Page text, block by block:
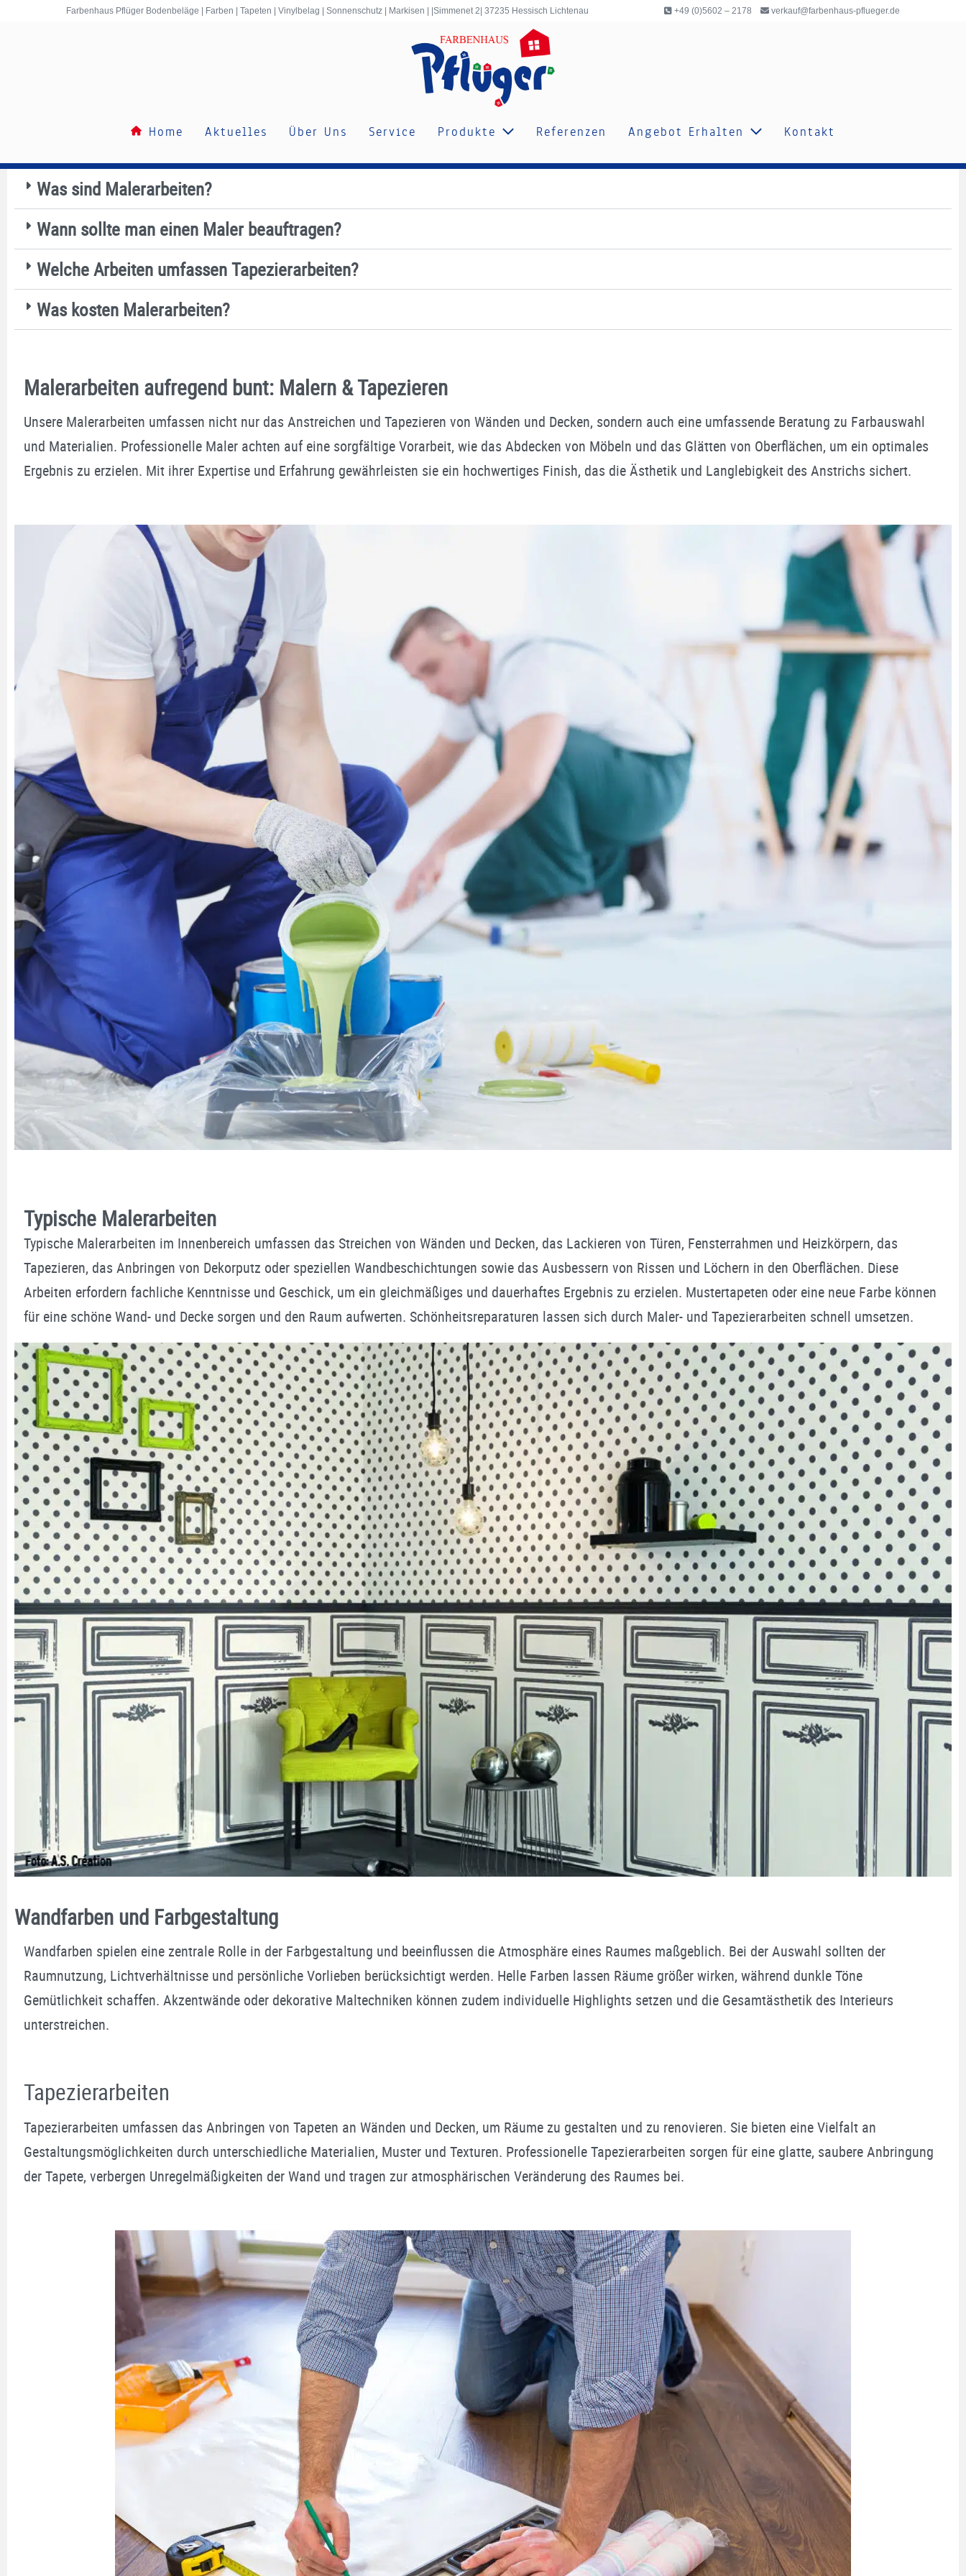
Farbenhaus Pflüger Bodenbeläge | Farben | Tapeten | Vinylbelag | Sonnenschutz | Markisen | |Simmenet 2| 37235 Hessisch Lichtenau +49 (0)5602 – 2178 verkauf@farbenhaus-pflueger.de
Home Aktuelles Über Uns Service Produkte Referenzen Angebot Erhalten Kontakt
Malerarbeiten aufregend bunt: Malern & Tapezieren
Unsere Malerarbeiten umfassen nicht nur das Anstreichen und Tapezieren von Wänden und Decken, sondern auch eine umfassende Beratung zu Farbauswahl
und Materialien. Professionelle Maler achten auf eine sorgfältige Vorarbeit, wie das Abdecken von Möbeln und das Glätten von Oberflächen, um ein optimales
Ergebnis zu erzielen. Mit ihrer Expertise und Erfahrung gewährleisten sie ein hochwertiges Finish, das die Ästhetik und Langlebigkeit des Anstrichs sichert.
Typische Malerarbeiten
Typische Malerarbeiten im Innenbereich umfassen das Streichen von Wänden und Decken, das Lackieren von Türen, Fensterrahmen und Heizkörpern, das
Tapezieren, das Anbringen von Dekorputz oder speziellen Wandbeschichtungen sowie das Ausbessern von Rissen und Löchern in den Oberflächen. Diese
Arbeiten erfordern fachliche Kenntnisse und Geschick, um ein gleichmäßiges und dauerhaftes Ergebnis zu erzielen. Mustertapeten oder eine neue Farbe können
für eine schöne Wand- und Decke sorgen und den Raum aufwerten. Schönheitsreparaturen lassen sich durch Maler- und Tapezierarbeiten schnell umsetzen.
Wandfarben und Farbgestaltung
Wandfarben spielen eine zentrale Rolle in der Farbgestaltung und beeinflussen die Atmosphäre eines Raumes maßgeblich. Bei der Auswahl sollten der
Raumnutzung, Lichtverhältnisse und persönliche Vorlieben berücksichtigt werden. Helle Farben lassen Räume größer wirken, während dunkle Töne
Gemütlichkeit schaffen. Akzentwände oder dekorative Maltechniken können zudem individuelle Highlights setzen und die Gesamtästhetik des Interieurs
unterstreichen.
Tapezierarbeiten
Tapezierarbeiten umfassen das Anbringen von Tapeten an Wänden und Decken, um Räume zu gestalten und zu renovieren. Sie bieten eine Vielfalt an
Gestaltungsmöglichkeiten durch unterschiedliche Materialien, Muster und Texturen. Professionelle Tapezierarbeiten sorgen für eine glatte, saubere Anbringung
der Tapete, verbergen Unregelmäßigkeiten der Wand und tragen zur atmosphärischen Veränderung des Raumes bei.
Was sind Malerarbeiten?
Wann sollte man einen Maler beauftragen?
Welche Arbeiten umfassen Tapezierarbeiten?
Was kosten Maler­arbeiten?